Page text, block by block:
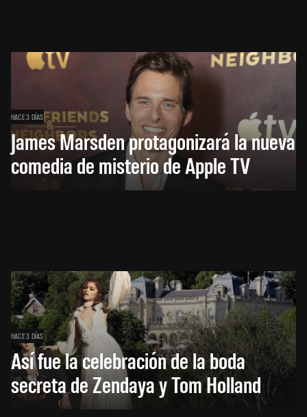
HACE 3 DÍAS
James Marsden protagonizará la nueva
comedia de misterio de Apple TV
HACE 3 DÍAS
Así fue la celebración de la boda
secreta de Zendaya y Tom Holland